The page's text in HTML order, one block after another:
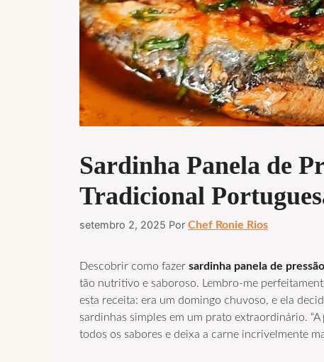
Sardinha Panela de
Tradicional
setembro 2, 2025 Por Chef Ronie Rios
Descobrir como fazer sardinha panela de pressão
tão nutritivo e saboroso. Lembro-me
esta receita: era um domingo chuvoso, e ela
sardinhas simples em um prato extraordinário. “A
todos os sabores e deixa a carne incrivelmente